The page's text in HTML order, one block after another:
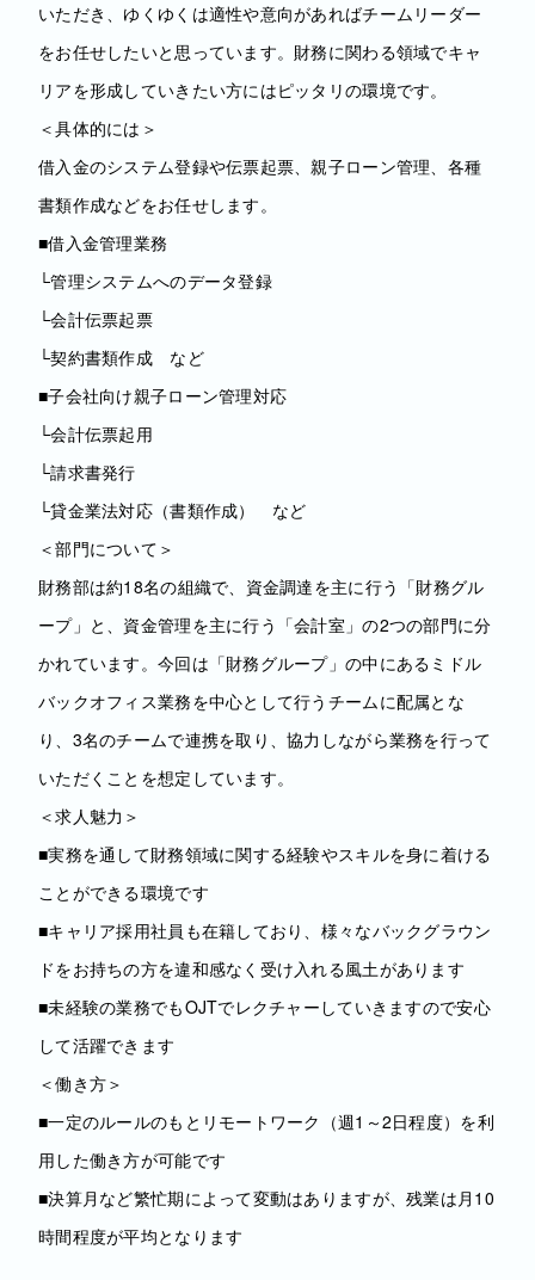
いただき、ゆくゆくは適性や意向があればチームリーダー
をお任せしたいと思っています。財務に関わる領域でキャ
リアを形成していきたい方にはピッタリの環境です。
＜具体的には＞
借入金のシステム登録や伝票起票、親子ローン管理、各種
書類作成などをお任せします。
■借入金管理業務
└管理システムへのデータ登録
└会計伝票起票
└契約書類作成 など
■子会社向け親子ローン管理対応
└会計伝票起用
└請求書発行
└貸金業法対応（書類作成） など
＜部門について＞
財務部は約18名の組織で、資金調達を主に行う「財務グル
ープ」と、資金管理を主に行う「会計室」の2つの部門に分
かれています。今回は「財務グループ」の中にあるミドル
バックオフィス業務を中心として行うチームに配属とな
り、3名のチームで連携を取り、協力しながら業務を行って
いただくことを想定しています。
＜求人魅力＞
■実務を通して財務領域に関する経験やスキルを身に着ける
ことができる環境です
■キャリア採用社員も在籍しており、様々なバックグラウン
ドをお持ちの方を違和感なく受け入れる風土があります
■未経験の業務でもOJTでレクチャーしていきますので安心
して活躍できます
＜働き方＞
■一定のルールのもとリモートワーク（週1～2日程度）を利
用した働き方が可能です
■決算月など繁忙期によって変動はありますが、残業は月10
時間程度が平均となります